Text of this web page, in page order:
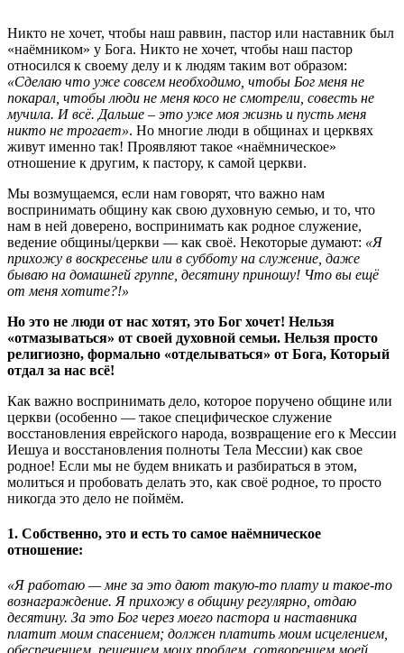
Никто не хочет, чтобы наш раввин, пастор или наставник был
«наёмником» у Бога. Никто не хочет, чтобы наш пастор
относился к своему делу и к людям таким вот образом:
«Сделаю что уже совсем необходимо, чтобы Бог меня не
покарал, чтобы люди не меня косо не смотрели, совесть не
мучила. И всё. Дальше – это уже моя жизнь и пусть меня
никто не трогает». Но многие люди в общинах и церквях
живут именно так! Проявляют такое «наёмническое»
отношение к другим, к пастору, к самой церкви.
Мы возмущаемся, если нам говорят, что важно нам
воспринимать общину как свою духовную семью, и то, что
нам в ней доверено, воспринимать как родное служение,
ведение общины/церкви — как своё. Некоторые думают: «Я
прихожу в воскресенье или в субботу на служение, даже
бываю на домашней группе, десятину приношу! Что вы ещё
от меня хотите?!»
Но это не люди от нас хотят, это Бог хочет! Нельзя
«отмазываться» от своей духовной семьи. Нельзя просто
религиозно, формально «отделываться» от Бога, Который
отдал за нас всё!
Как важно воспринимать дело, которое поручено общине или
церкви (особенно — такое специфическое служение
восстановления еврейского народа, возвращение его к Мессии
Иешуа и восстановления полноты Тела Мессии) как свое
родное! Если мы не будем вникать и разбираться в этом,
молиться и пробовать делать это, как своё родное, то просто
никогда это дело не поймём.
1. Собственно, это и есть то самое наёмническое
отношение:
«Я работаю — мне за это дают такую-то плату и такое-то
вознаграждение. Я прихожу в общину регулярно, отдаю
десятину. За это Бог через моего пастора и наставника
платит моим спасением; должен платить моим исцелением,